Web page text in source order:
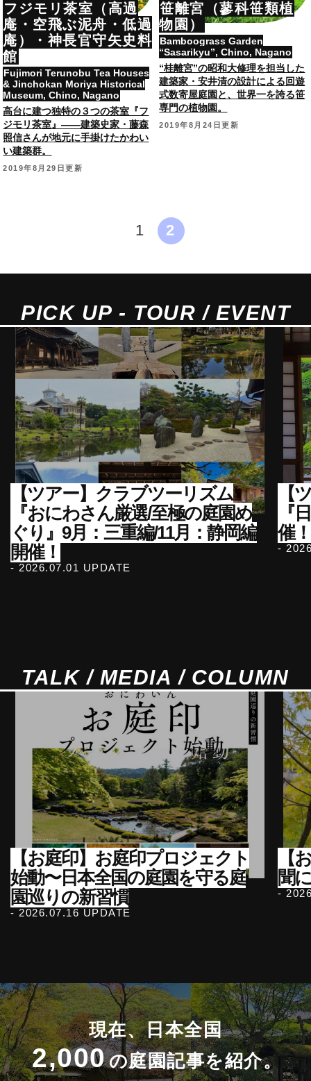
フジモリ茶室（高過
庵・空飛ぶ泥舟・低過
庵）・神長官守矢史料
館
Fujimori Terunobu Tea Houses
& Jinchokan Moriya Historical
Museum, Chino, Nagano
高台に建つ独特の３つの茶室『フ
ジモリ茶室』――建築史家・藤森
照信さんが地元に手掛けたかわい
い建築群。
2019年8月29日更新
笹離宮（蓼科笹類植
物園）
Bamboograss Garden
“Sasarikyu”, Chino, Nagano
“桂離宮”の昭和大修理を担当した
建築家・安井清の設計による回遊
式数寄屋庭園と、世界一を誇る笹
専門の植物園。
2019年8月24日更新
1 2
PICK UP - TOUR / EVENT
【ツアー】クラブツーリズム
『おにわさん厳選/至極の庭園め
ぐり』9月：三重編/11月：静岡編
開催！
- 2026.07.01 UPDATE
【
『
催
-
TALK / MEDIA / COLUMN
【お庭印】お庭印プロジェクト
始動〜日本全国の庭園を守る庭
園巡りの新習慣
- 2026.07.16 UPDATE
【
聞
-
現在、日本全国
2,000の庭園記事を紹介。